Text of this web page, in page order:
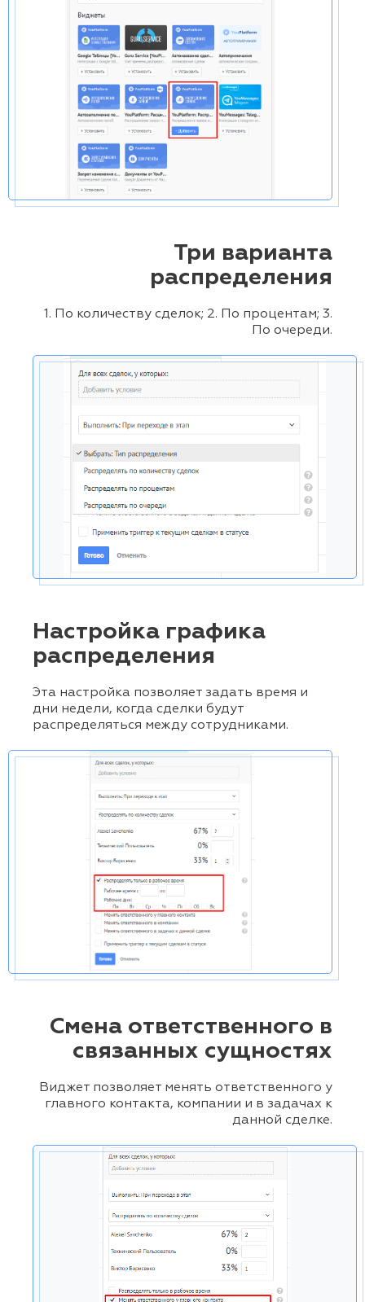
Три варианта
распределения
1. По количеству сделок; 2. По процентам; 3.
По очереди.
Настройка графика
распределения
Эта настройка позволяет задать время и
дни недели, когда сделки будут
распределяться между сотрудниками.
Смена ответственного в
связанных сущностях
Виджет позволяет менять ответственного у
главного контакта, компании и в задачах к
данной сделке.